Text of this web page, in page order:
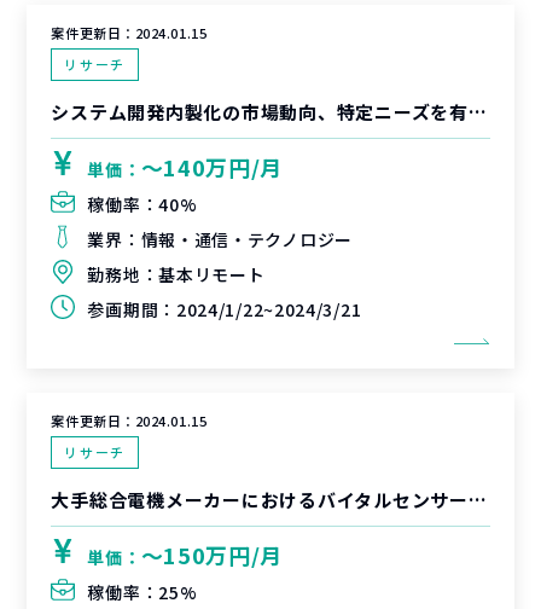
案件更新日： 2024.01.15
リサーチ
システム開発内製化の市場動向、特定ニーズを有する企業/プロジェクト特徴の洗い出し
単価： 〜140万円/月
稼働率：40%
業界： 情報・通信・テクノロジー
勤務地：基本リモート
参画期間： 2024/1/22~2024/3/21
案件更新日： 2024.01.15
リサーチ
大手総合電機メーカーにおけるバイタルセンサーディバイスの工場向けユースケース探索
単価： 〜150万円/月
稼働率： 25%